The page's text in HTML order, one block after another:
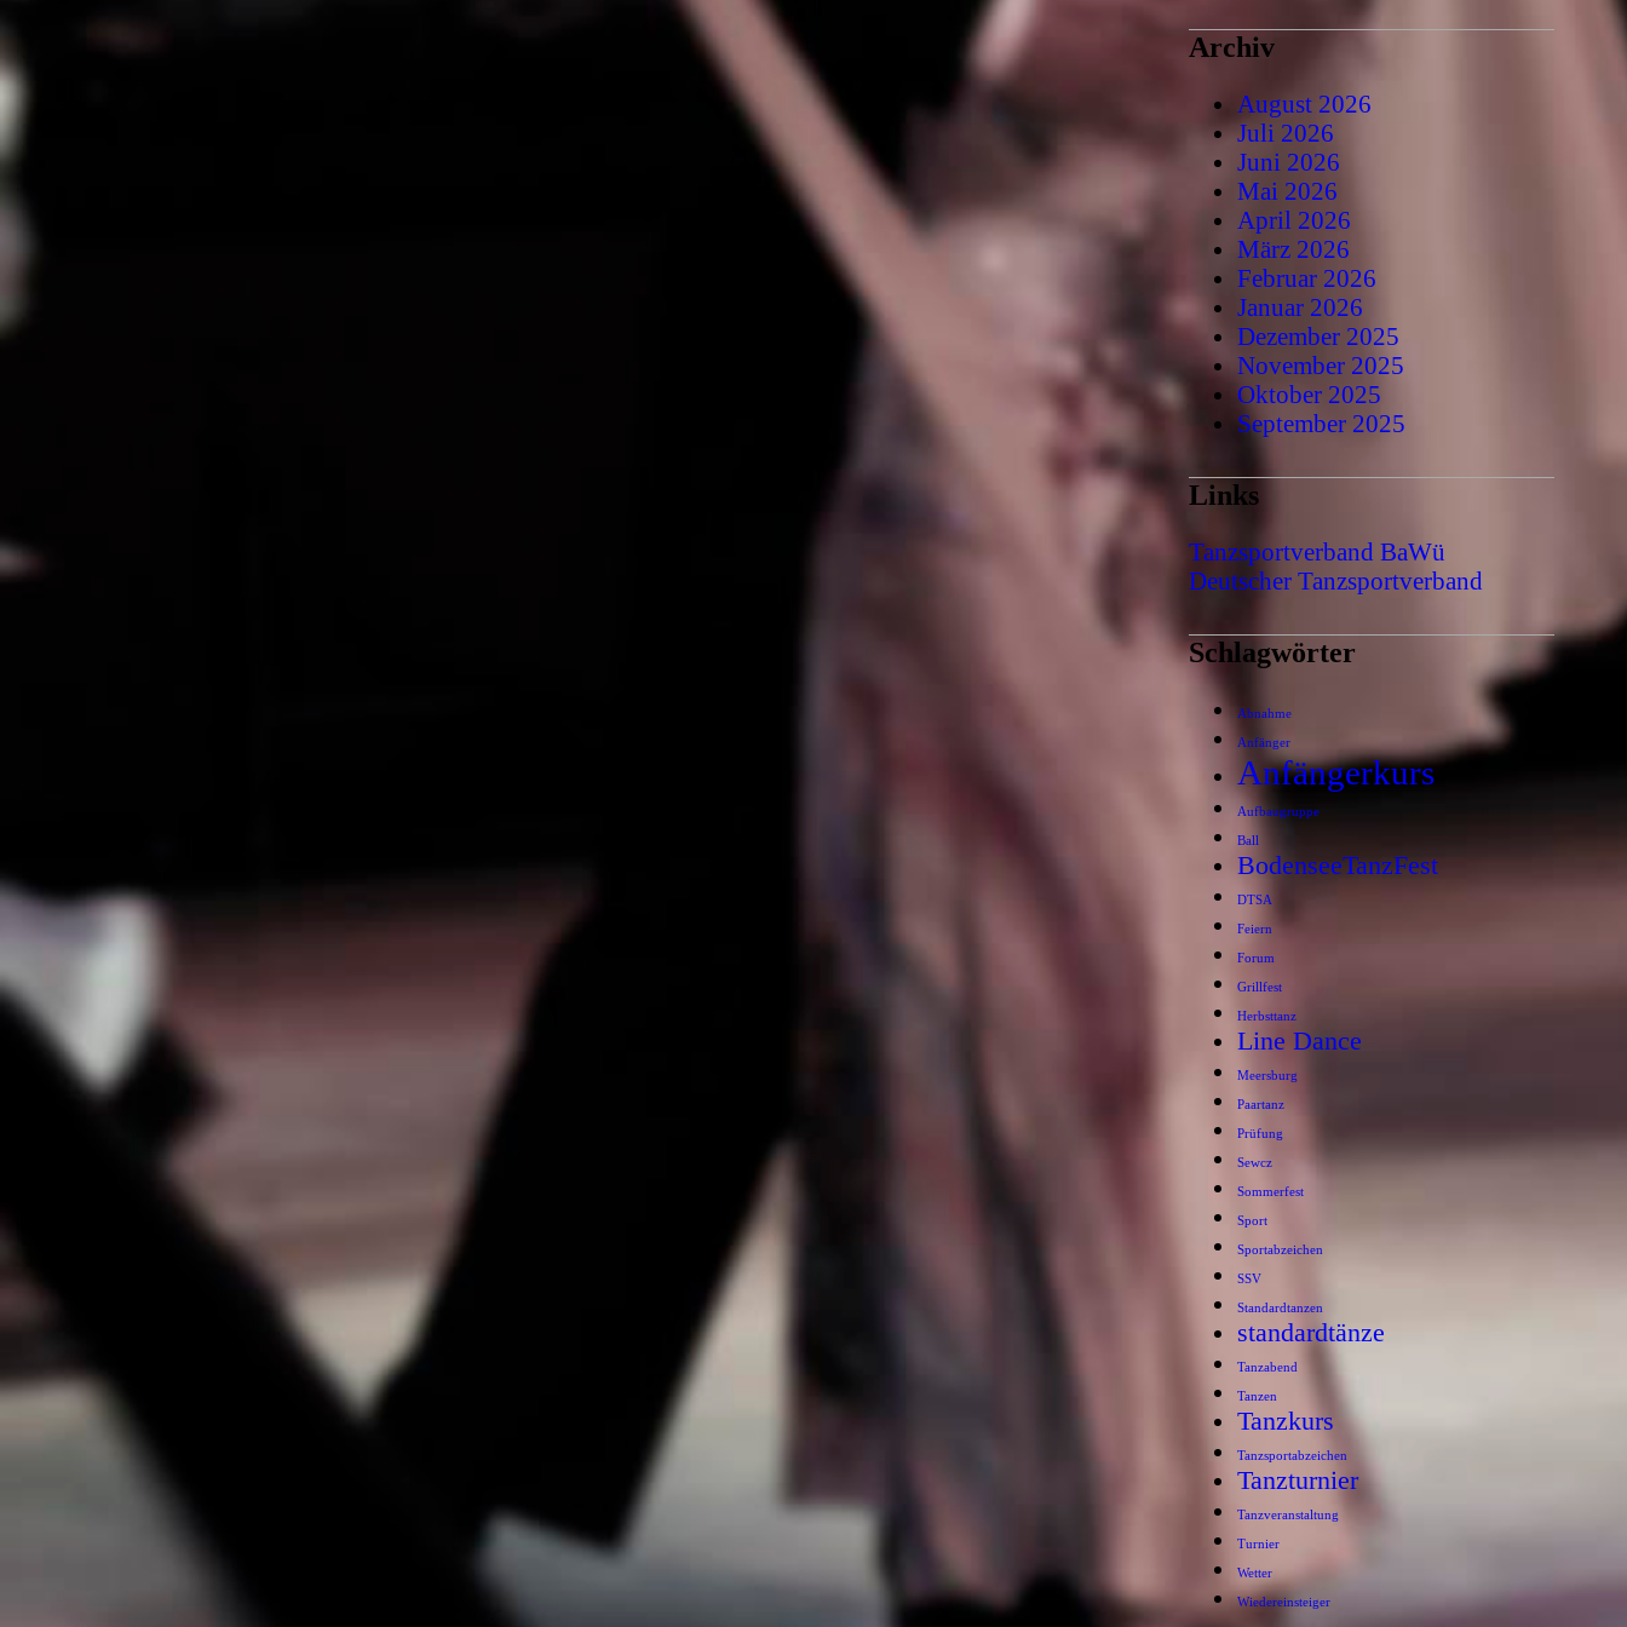
Archiv
August 2026
Juli 2026
Juni 2026
Mai 2026
April 2026
März 2026
Februar 2026
Januar 2026
Dezember 2025
November 2025
Oktober 2025
September 2025
Links
Tanzsportverband BaWü
Deutscher Tanzsportverband
Schlagwörter
Abnahme
Anfänger
Anfängerkurs
Aufbaugruppe
Ball
BodenseeTanzFest
DTSA
Feiern
Forum
Grillfest
Herbsttanz
Line Dance
Meersburg
Paartanz
Prüfung
Sewcz
Sommerfest
Sport
Sportabzeichen
SSV
Standardtanzen
standardtänze
Tanzabend
Tanzen
Tanzkurs
Tanzsportabzeichen
Tanzturnier
Tanzveranstaltung
Turnier
Wetter
Wiedereinsteiger